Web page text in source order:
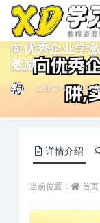
向优秀企业学
激励
企业管理 2
详情介绍
当前位置： 首页